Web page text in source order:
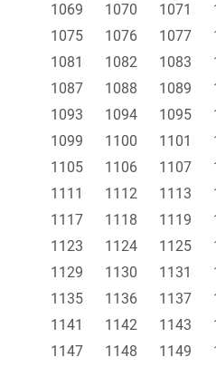
1069
1070 1071
1075
1076 1077
1081
1082 1083
1087
1088 1089
1093
1094 1095
1099
1100 1101
1105
1106 1107
1111
1112 1113
1117
1118 1119
1123
1124 1125
1129
1130 1131
1135
1136 1137
1141
1142 1143
1147
1148 1149